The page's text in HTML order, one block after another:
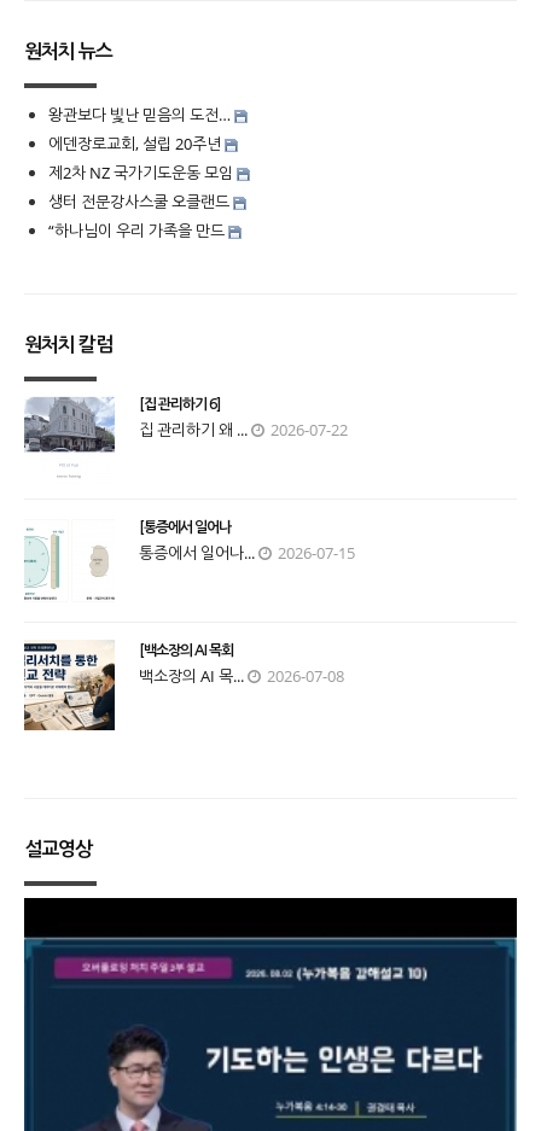
원처치 뉴스
왕관보다 빛난 믿음의 도전…
에덴장로교회, 설립 20주년
제2차 NZ 국가기도운동 모임
생터 전문강사스쿨 오클랜드
“하나님이 우리 가족을 만드
원처치 칼럼
[집 관리하기 6]
집 관리하기 왜 ... 2026-07-22
[통증에서 일어나
통증에서 일어나... 2026-07-15
[백소장의 AI 목회
백소장의 AI 목... 2026-07-08
설교영상